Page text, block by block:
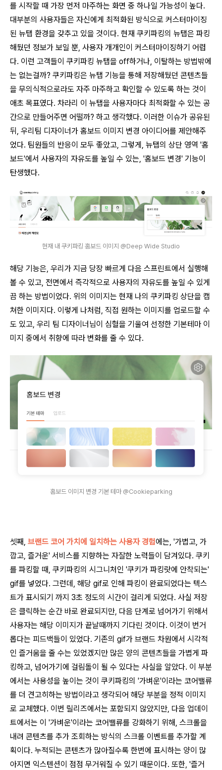
를 시작할 때 가장 먼저 마주하는 화면 중 하나일 가능성이 높다.
대부분의 사용자들은 자신에게 최적화된 방식으로 커스터마이징
된 뉴탭 환경을 갖추고 있을 것이다. 현재 쿠키파킹의 뉴탭은 파킹
해뒀던 정보가 보일 뿐, 사용자 개개인이 커스터마이징하기 어렵
다. 이런 고객들이 쿠키파킹 뉴탭을 off하거나, 이탈하는 방법밖에
는 없는걸까? 쿠키파킹은 뉴탭 기능을 통해 저장해뒀던 콘텐츠들
을 무의식적으로라도 자주 마주하고 확인할 수 있도록 하는 것이
애초 목표였다. 차라리 이 뉴탭을 사용자마다 최적화할 수 있는 공
간으로 만들어주면 어떨까? 하고 생각했다. 이러한 이슈가 공유된
뒤, 우리팀 디자이너가 홈보드 이미지 변경 아이디어를 제안해주
었다. 팀원들의 반응이 모두 좋았고, 그렇게, 뉴탭의 상단 영역 '홈
보드'에서 사용자의 자유도를 높일 수 있는, '홈보드 변경' 기능이
탄생했다.
현재 내 쿠키파킹 홈보드 이미지 @Deep Wide Studio
해당 기능은, 우리가 지금 당장 빠르게 다음 스프린트에서 실행해
볼 수 있고, 전면에서 즉각적으로 사용자의 자유도를 높일 수 있게
끔 하는 방법이었다. 위의 이미지는 현재 나의 쿠키파킹 상단을 캡
쳐한 이미지다. 이렇게 나처럼, 직접 원하는 이미지를 업로드할 수
도 있고, 우리 팀 디자이너님이 심혈을 기울여 선정한 기본테마 이
미지 중에서 취향에 따라 변화를 줄 수 있다.
홈보드 이미지 변경 기본 테마 @Cookieparking
셋째, 브랜드 코어 가치에 일치하는 사용자 경험에는, '가볍고, 가
깝고, 즐거운' 서비스를 지향하는 자잘한 노력들이 담겨있다. 쿠키
를 파킹할 때, 쿠키파킹의 시그니처인 '쿠키가 파킹랏에 안착되는'
gif를 넣었다. 그런데, 해당 gif로 인해 파킹이 완료되었다는 텍스
트가 표시되기 까지 3초 정도의 시간이 걸리게 되었다. 사실 저장
은 클릭하는 순간 바로 완료되지만, 다음 단계로 넘어가기 위해서
사용자는 해당 이미지가 끝날때까지 기다린 것이다. 이것이 번거
롭다는 피드백들이 있었다. 기존의 gif가 브랜드 차원에서 시각적
인 즐거움을 줄 수는 있었겠지만 많은 양의 콘텐츠들을 가볍게 파
킹하고, 넘어가기에 걸림돌이 될 수 있다는 사실을 알았다. 이 부분
에서는 사용성을 높이는 것이 쿠키파킹의 '가벼운'이라는 코어밸류
를 더 견고히하는 방법이라고 생각되어 해당 부분을 정적 이미지
로 교체했다. 이번 릴리즈에서는 포함되지 않았지만, 다음 업데이
트에서는 이 '가벼운'이라는 코어밸류를 강화하기 위해, 스크롤을
내려 콘텐츠를 추가 조회하는 방식의 스크롤 이벤트를 추가할 계
획이다. 누적되는 콘텐츠가 많아질수록 한번에 표시하는 양이 많
아지면 익스텐션이 점점 무거워질 수 있기 때문이다. 또한, '즐거